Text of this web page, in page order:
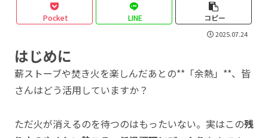
Pocket LINE コピー
2025.07.24
はじめに
薪ストーブや焚き火を楽しんだあとの**「余熱」**、皆
さんはどう活用していますか？
ただ火が消えるのを待つのはもったいない。実はこの残